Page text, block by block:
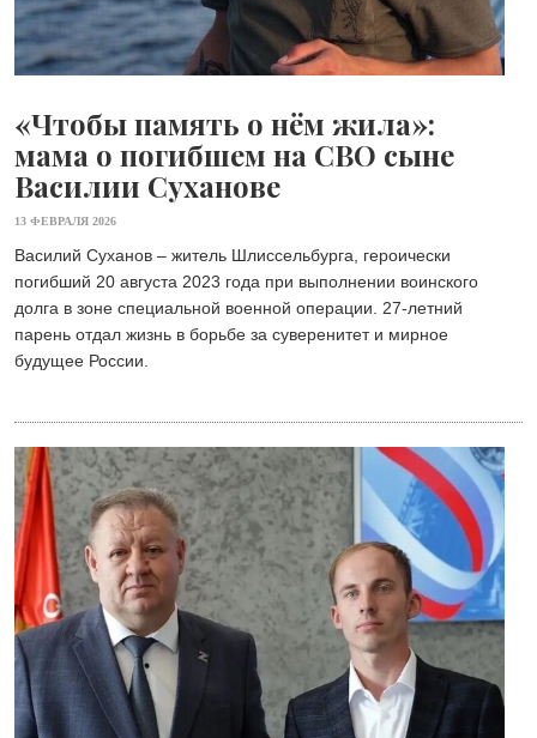
«Чтобы память о нём жила»:
мама о погибшем на СВО сыне
Василии Суханове
13 ФЕВРАЛЯ 2026
Василий Суханов – житель Шлиссельбурга, героически
погибший 20 августа 2023 года при выполнении воинского
долга в зоне специальной военной операции. 27-летний
парень отдал жизнь в борьбе за суверенитет и мирное
будущее России.